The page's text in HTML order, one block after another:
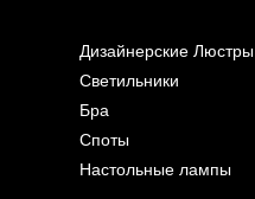
Дизайнерские Люстры
Светильники
Бра
Споты
Настольные лампы